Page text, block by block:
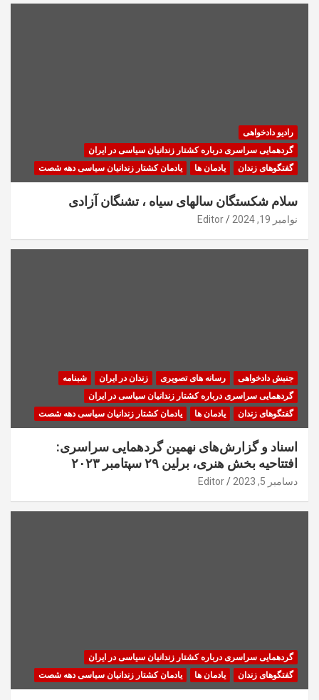
رادیو دادخواهی
گردهمایی سراسری درباره کشتار زندانیان سیاسی در ایران
گفتگوهای زندان
یادمان ها یادمان کشتار زندانیان سیاسی دهه شصت
سلام شکستگان سالهای سیاه ، تشنگان آزادی
نوامبر 19, 2024 Editor
جنبش دادخواهی رسانه های تصویری زندان در ایران
شبنامه
گردهمایی سراسری درباره کشتار زندانیان سیاسی در ایران
گفتگوهای زندان
یادمان ها یادمان کشتار زندانیان سیاسی دهه شصت
اسناد و گزارش‌های نهمین گردهمایی سراسری:
افتتاحیه بخش هنری، برلین ۲۹ سپتامبر ۲۰۲۳
دسامبر 5, 2023 Editor
گردهمایی سراسری درباره کشتار زندانیان سیاسی در ایران
گفتگوهای زندان
یادمان ها یادمان کشتار زندانیان سیاسی دهه شصت